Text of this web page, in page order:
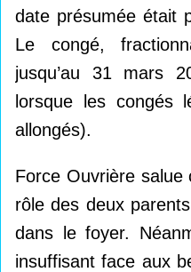
date présumée était
Le congé,
jusqu’au 31 mars
lorsque les congés
allongés).
Force Ouvrière salue
rôle des deux
dans le foyer.
insuffisant face aux